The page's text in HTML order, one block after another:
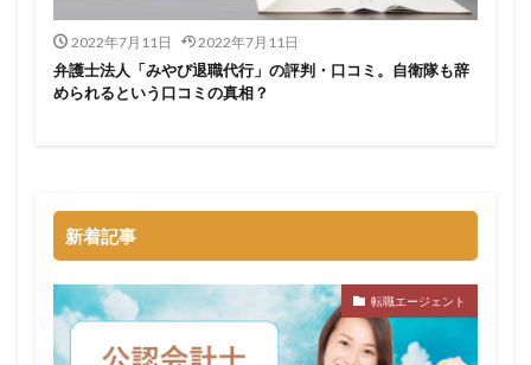
2022年7月11日 2022年7月11日
弁護士法人「みやび退職代行」の評判・口コミ。自衛隊も辞
められるという口コミの真相？
新着記事
転職エージェント